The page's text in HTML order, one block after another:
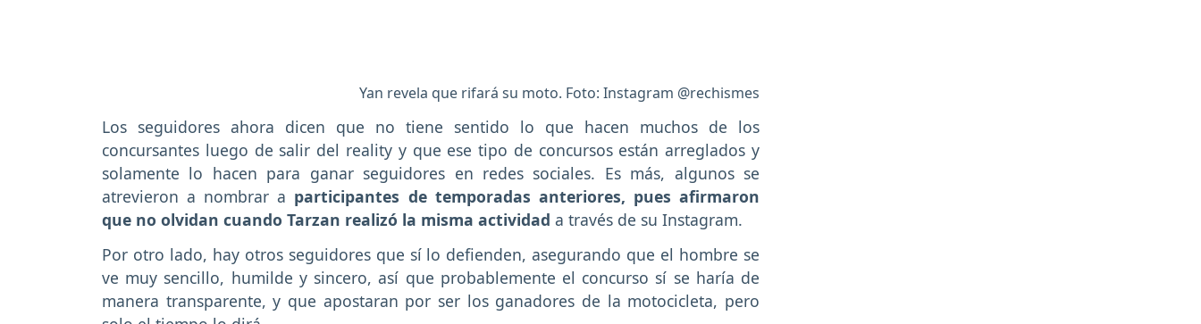
Yan revela que rifará su moto. Foto: Instagram @rechismes
Los seguidores ahora dicen que no tiene sentido lo que hacen muchos de los
concursantes luego de salir del reality y que ese tipo de concursos están arreglados y
solamente lo hacen para ganar seguidores en redes sociales. Es más, algunos se
atrevieron a nombrar a participantes de temporadas anteriores, pues afirmaron
que no olvidan cuando Tarzan realizó la misma actividad a través de su Instagram.
Por otro lado, hay otros seguidores que sí lo defienden, asegurando que el hombre se
ve muy sencillo, humilde y sincero, así que probablemente el concurso sí se haría de
manera transparente, y que apostaran por ser los ganadores de la motocicleta, pero